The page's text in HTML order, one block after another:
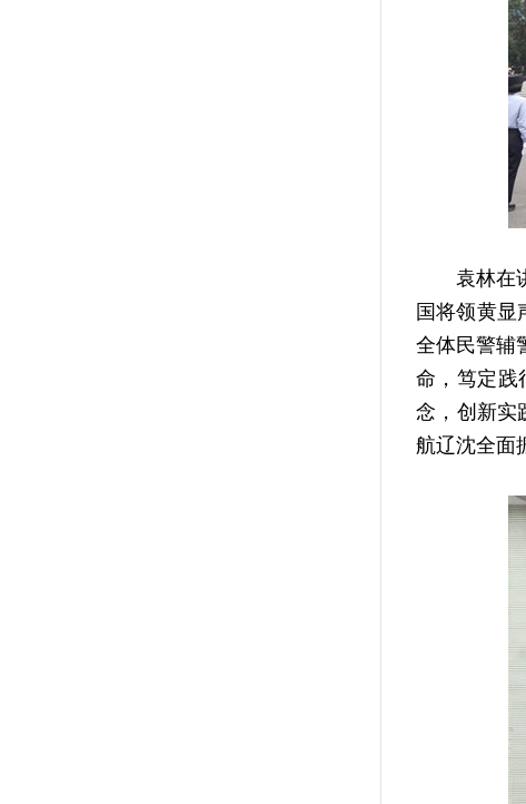
袁林在讲
国将领黄显
全体民警辅
命，笃定践
念，创新实
航辽沈全面